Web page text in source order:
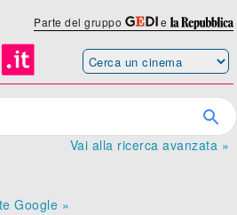
Parte del gruppo e
Vai alla ricerca avanzata »
Google »